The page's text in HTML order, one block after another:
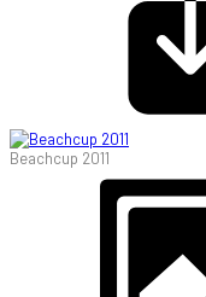
Beachcup 2011